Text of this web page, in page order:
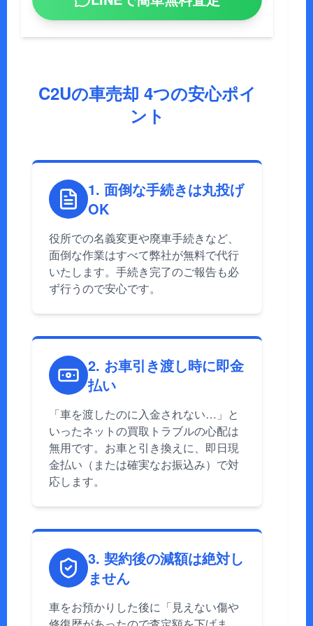
C2Uの車売却 4つの安心ポイ
ント
1. 面倒な手続きは丸投げ
OK
役所での名義変更や廃車手続きなど、
面倒な作業はすべて弊社が無料で代行
いたします。手続き完了のご報告も必
ず行うので安心です。
2. お車引き渡し時に即金
払い
「車を渡したのに入金されない…」と
いったネットの買取トラブルの心配は
無用です。お車と引き換えに、即日現
金払い（または確実なお振込み）で対
応します。
3. 契約後の減額は絶対し
ません
車をお預かりした後に「見えない傷や